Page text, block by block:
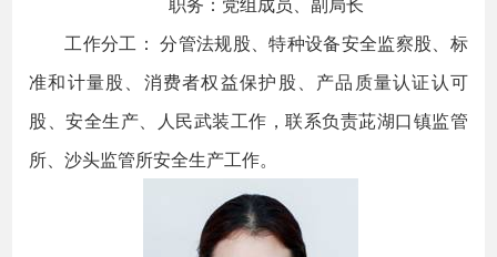
工作分工： 分管法规股、特种设备安全监察股、标
准和计量股、消费者权益保护股、产品质量认证认可
股、安全生产、人民武装工作，联系负责茈湖口镇监管
所、沙头监管所安全生产工作。